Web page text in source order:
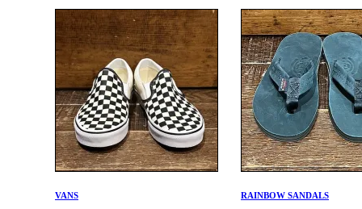
VANS RAINBOW SANDALS